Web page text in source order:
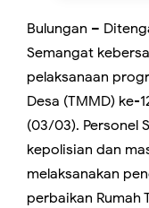
Bulungan –
Semangat
pelaksanaan
Desa (TMMD) ke-
(03/03). Personel
kepolisian dan
melaksanakan
perbaikan Rumah